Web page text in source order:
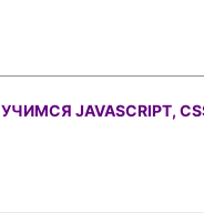
УЧИМСЯ JAVASCRIPT,